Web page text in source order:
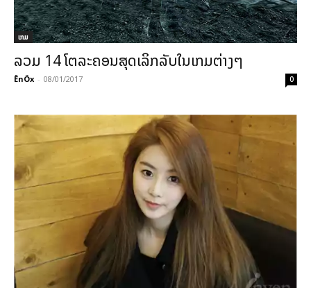
ເກມ
ລວມ 14 ໂຕລະຄອນສຸດເລິກລັບໃນເກມຕ່າງໆ
ÊnÖx - 08/01/2017 0